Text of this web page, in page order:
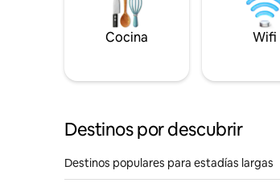
Cocina Wifi
Destinos por descubrir
Destinos populares para estadías largas